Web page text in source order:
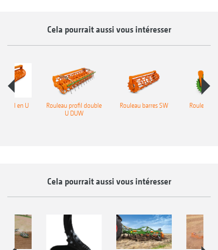
Cela pourrait aussi vous intéresser
profil en U
Rouleau profil double
U DUW
Rouleau barres SW Rouleau
Cela pourrait aussi vous intéresser